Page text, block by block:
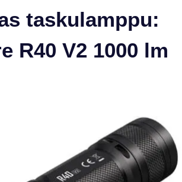
taskulamppu:
R40 V2 1000 lm